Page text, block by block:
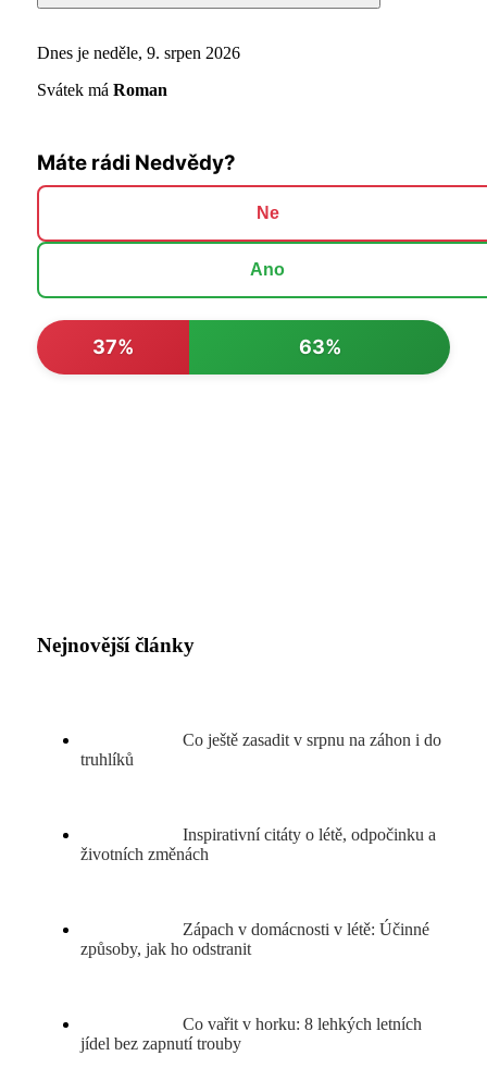
Search
Dnes je neděle, 9. srpen 2026
Svátek má Roman
Máte rádi Nedvědy?
Ne
Ano
37% 63%
Nejnovější články
Co ještě zasadit v srpnu na záhon i do
truhlíků
Inspirativní citáty o létě, odpočinku a
životních změnách
Zápach v domácnosti v létě: Účinné
způsoby, jak ho odstranit
Co vařit v horku: 8 lehkých letních
jídel bez zapnutí trouby